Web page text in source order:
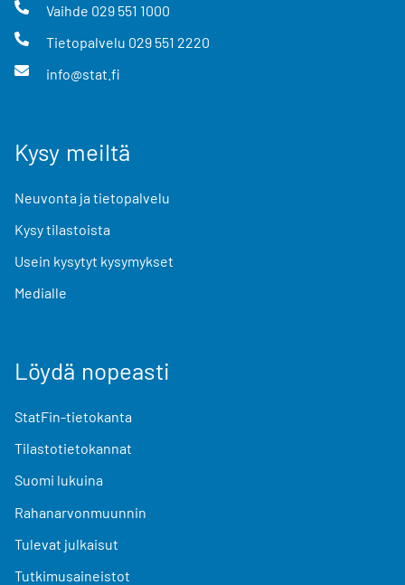
Vaihde 029 551 1000
Tietopalvelu 029 551 2220
info@stat.fi
Kysy meiltä
Neuvonta ja tietopalvelu
Kysy tilastoista
Usein kysytyt kysymykset
Medialle
Löydä nopeasti
StatFin-tietokanta
Tilastotietokannat
Suomi lukuina
Rahanarvonmuunnin
Tulevat julkaisut
Tutkimusaineistot